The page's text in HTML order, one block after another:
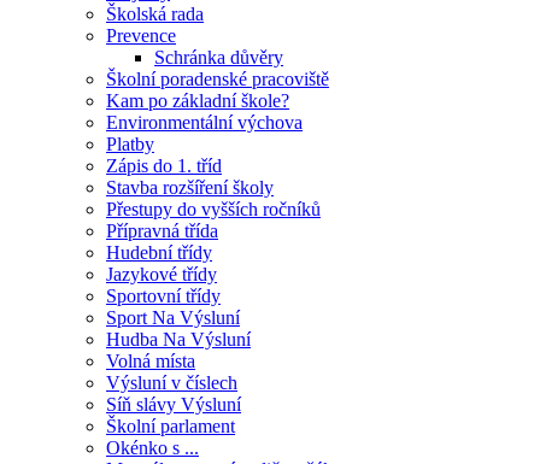
Školská rada
Prevence
Schránka důvěry
Školní poradenské pracoviště
Kam po základní škole?
Environmentální výchova
Platby
Zápis do 1. tříd
Stavba rozšíření školy
Přestupy do vyšších ročníků
Přípravná třída
Hudební třídy
Jazykové třídy
Sportovní třídy
Sport Na Výsluní
Hudba Na Výsluní
Volná místa
Výsluní v číslech
Síň slávy Výsluní
Školní parlament
Okénko s ...